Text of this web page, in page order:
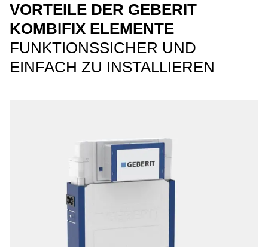
VORTEILE DER GEBERIT
KOMBIFIX ELEMENTE
FUNKTIONSSICHER UND
EINFACH ZU INSTALLIEREN